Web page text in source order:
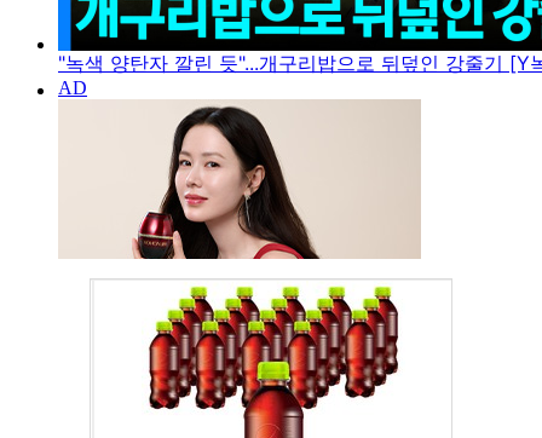
"녹색 양탄자 깔린 듯"...개구리밥으로 뒤덮인 강줄기 [Y